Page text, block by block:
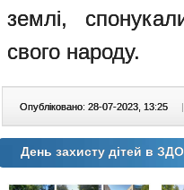
землі,
свого народу.
Опубліковано: 28-07-2023, 13:25 |
День захисту дітей в